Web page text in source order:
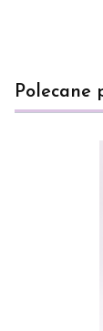
Polecane